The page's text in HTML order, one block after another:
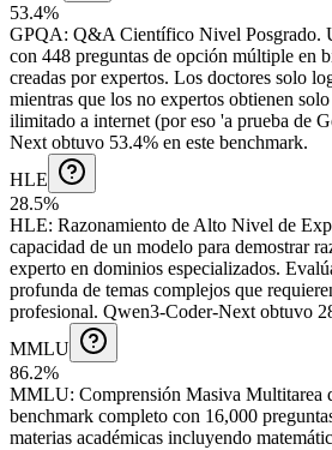
53.4%
GPQA: Q&A Científico Nivel Posgrado.
con 448 preguntas de opción múltiple en
creadas por expertos. Los doctores solo
mientras que los no expertos obtienen
ilimitado a internet (por eso 'a prueba de
Next obtuvo 53.4% en este benchmark.
HLE
28.5%
HLE: Razonamiento de Alto Nivel de
capacidad de un modelo para demostrar
experto en dominios especializados.
profunda de temas complejos que
profesional. Qwen3-Coder-Next obtuvo
MMLU
86.2%
MMLU: Comprensión Masiva Multitarea
benchmark completo con 16,000
materias académicas incluyendo